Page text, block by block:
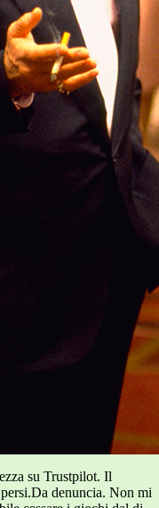
su Trustpilot. Il
denuncia. Non mi